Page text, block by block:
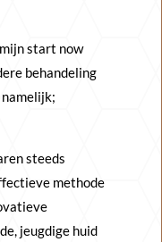
start now
behandeling
steeds
methode
jeugdige huid